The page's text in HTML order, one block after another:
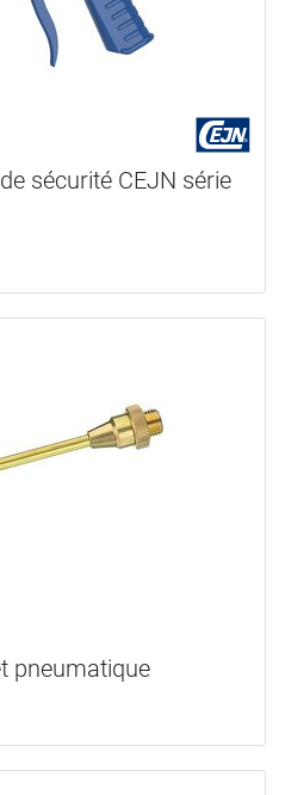
sécurité CEJN série
pneumatique